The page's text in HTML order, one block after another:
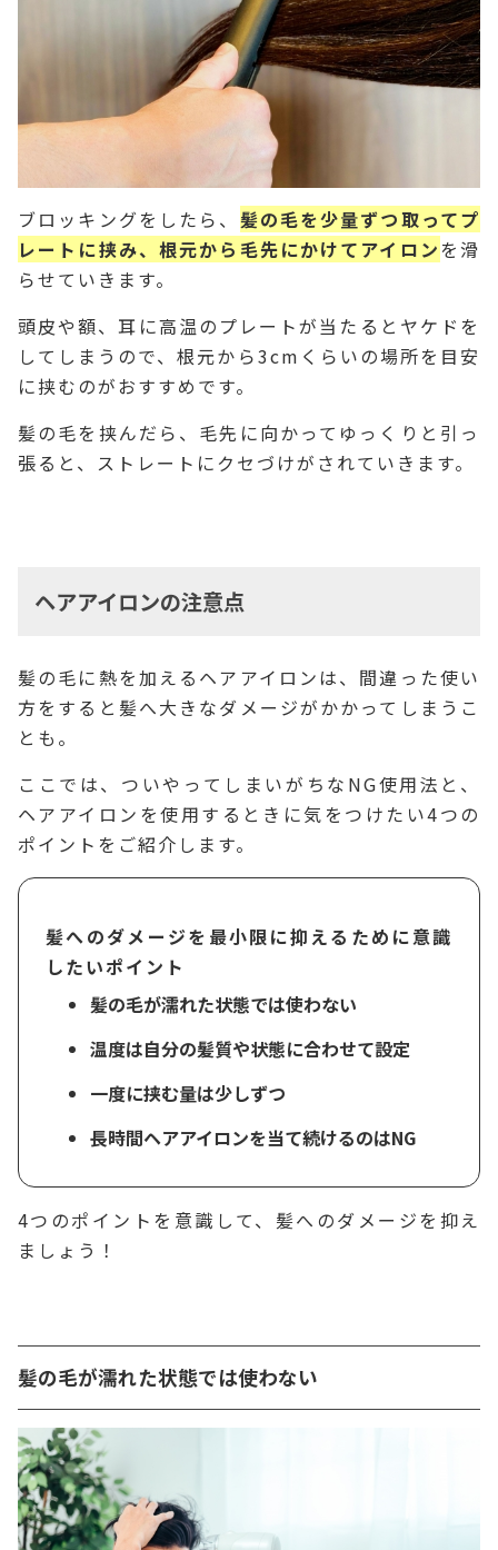
ブロッキングをしたら、 髪の毛を少量ずつ取ってプ
レートに挟み、根元から毛先にかけてアイロンを滑
らせていきます。
頭皮や額、耳に高温のプレートが当たるとヤケドを
してしまうので、根元から3cmくらいの場所を目安
に挟むのがおすすめです。
髪の毛を挟んだら、毛先に向かってゆっくりと引っ
張ると、ストレートにクセづけがされていきます。
ヘアアイロンの注意点
髪の毛に熱を加えるヘアアイロンは、間違った使い
方をすると髪へ大きなダメージがかかってしまうこ
とも。
ここでは、ついやってしまいがちなNG使用法と、
ヘアアイロンを使用するときに気をつけたい4つの
ポイントをご紹介します。
髪へのダメージを最小限に抑えるために意識
したいポイント
髪の毛が濡れた状態では使わない
温度は自分の髪質や状態に合わせて設定
一度に挟む量は少しずつ
長時間ヘアアイロンを当て続けるのはNG
4つのポイントを意識して、髪へのダメージを抑え
ましょう！
髪の毛が濡れた状態では使わない